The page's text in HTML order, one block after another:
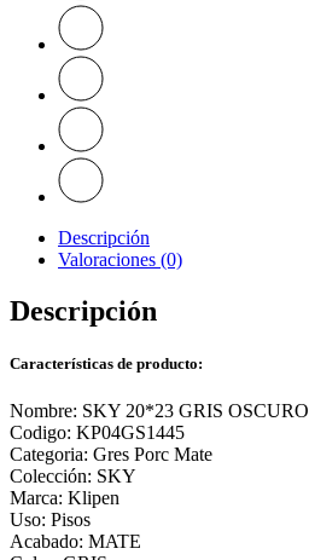
Descripción
Valoraciones (0)
Descripción
Características de producto:
Nombre: SKY 20*23 GRIS OSCURO
Codigo: KP04GS1445
Categoria: Gres Porc Mate
Colección: SKY
Marca: Klipen
Uso: Pisos
Acabado: MATE